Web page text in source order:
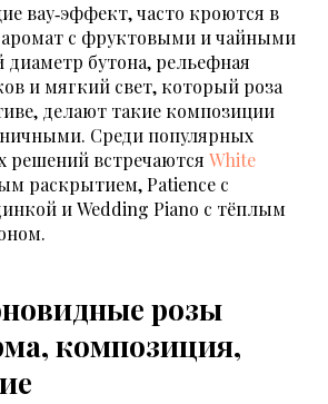
вау‑эффект, часто кроются в
аромат с фруктовыми и чайными
бутона, рельефная
и мягкий свет, который роза
делают такие композиции
Среди популярных
решений встречаются White
раскрытием, Patience с
и Wedding Piano с тёплым
розы
композиция,